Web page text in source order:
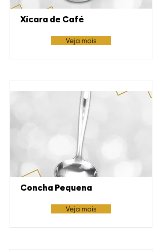
Xícara de Café
Veja mais
Concha Pequena
Veja mais